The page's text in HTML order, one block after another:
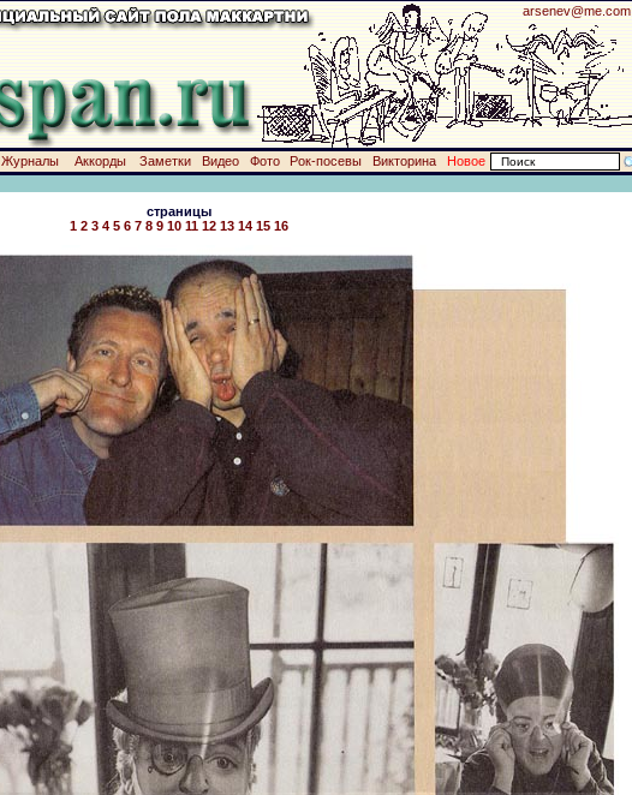
arsenev@me.com
Журналы Аккорды Заметки Видео Фото Рок-посевы Викторина
Новое
страницы
1 2 3 4 5 6 7 8 9 10 11 12 13 14 15 16